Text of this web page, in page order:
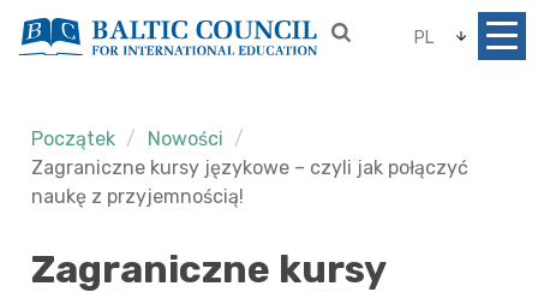
PL
Początek
Nowości
Zagraniczne kursy językowe – czyli jak połączyć
naukę z przyjemnością!
Zagraniczne kursy